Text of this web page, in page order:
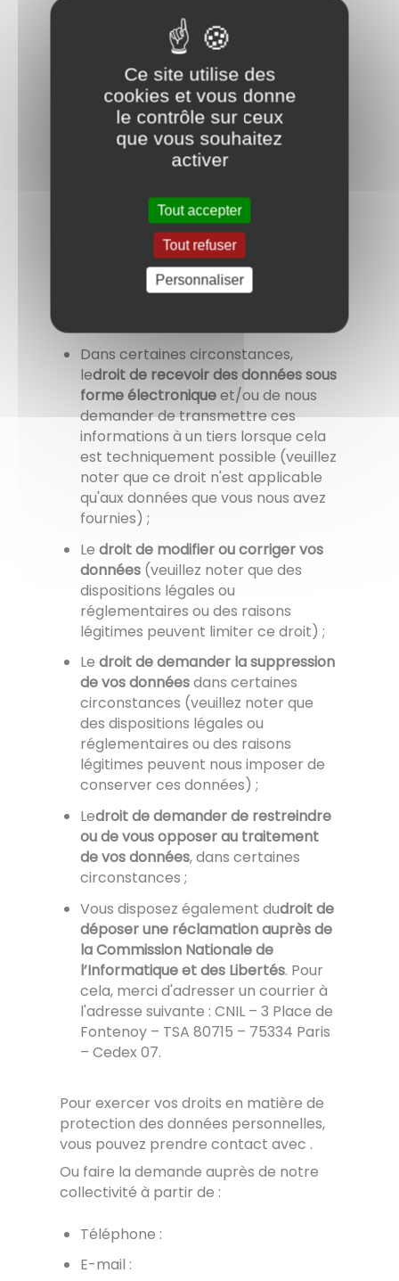
données à caractère
droit d'obtenir des informations
sur les données que nous détenons
sur vous et les traitements mis en
œuvre ;
votre consentement, vous avez le
droit de retirer ce consentement à
tout moment. Cette action ne
portera pas atteinte à la licéité du
traitement fondé sur le
Dans certaines circonstances,
ledroit de recevoir des données sous
forme électroniqueet/ou de nous
demander de transmettre ces
informations à un tiers lorsque cela
est techniquement possible (veuillez
noter que ce droit n'est applicable
qu'aux données que vous nous avez
fournies) ;
Ledroit de modifier ou corriger vos
données (veuillez noter que des
dispositions légales ou
réglementaires ou des raisons
légitimes peuvent limiter ce droit) ;
Ledroit de demander la suppression
de vos donnéesdans certaines
circonstances (veuillez noter que
des dispositions légales ou
réglementaires ou des raisons
légitimes peuvent nous imposer de
conserver ces données) ;
Ledroit de demander de restreindre
ou de vous opposer au traitement
de vos données, dans certaines
circonstances ;
Vous disposez également dudroit de
déposer une réclamation auprès de
la Commission Nationale de
l’Informatique et des Libertés. Pour
cela, merci d'adresser un courrier à
l'adresse suivante : CNIL – 3 Place de
Fontenoy – TSA 80715 – 75334 Paris
– Cedex 07.
Pour exercer vos droits en matière de
protection des données personnelles,
vous pouvez prendre contact avec .
Ou faire la demande auprès de notre
collectivité à partir de :
Téléphone :
E-mail :
Ce site utilise des
cookies et vous donne
le contrôle sur ceux
que vous souhaitez
activer
Tout accepter
Tout refuser
Personnaliser